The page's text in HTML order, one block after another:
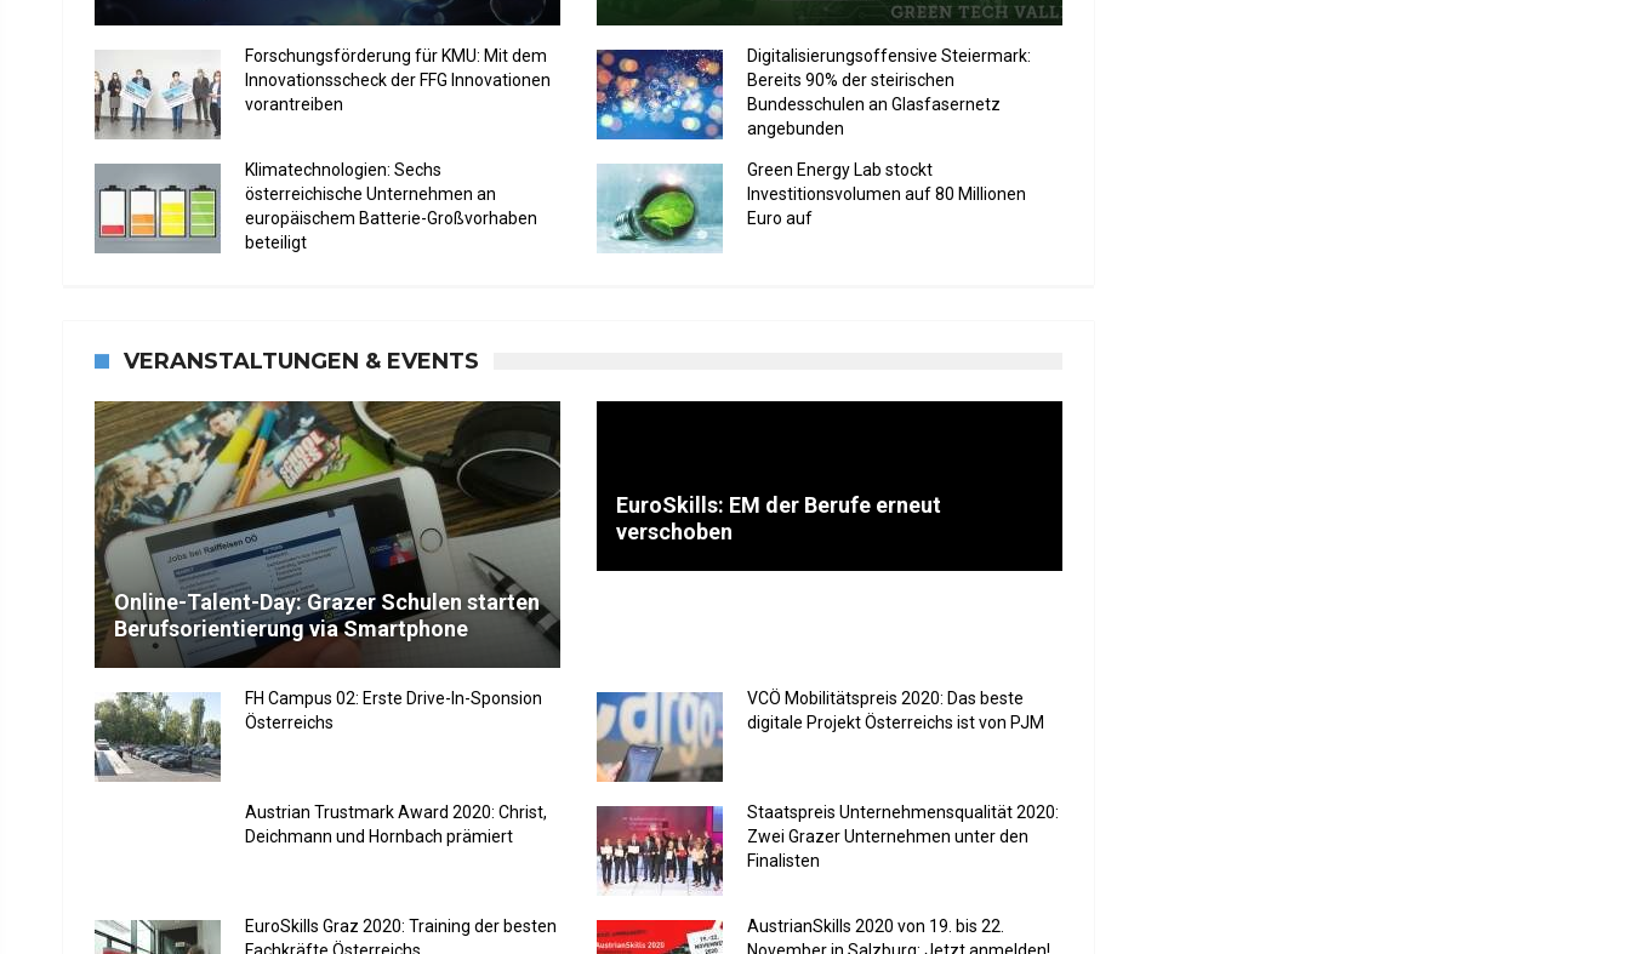
Forschungsförderung für KMU: Mit dem
Innovationsscheck der FFG Innovationen
vorantreiben
Digitalisierungsoffensive Steiermark:
Bereits 90% der steirischen
Bundesschulen an Glasfasernetz
angebunden
Klimatechnologien: Sechs
österreichische Unternehmen an
europäischem Batterie-Großvorhaben
beteiligt
Green Energy Lab stockt
Investitionsvolumen auf 80 Millionen
Euro auf
VERANSTALTUNGEN & EVENTS
Online-Talent-Day: Grazer Schulen starten
Berufsorientierung via Smartphone
EuroSkills: EM der Berufe erneut
verschoben
FH Campus 02: Erste Drive-In-Sponsion
Österreichs
VCÖ Mobilitätspreis 2020: Das beste
digitale Projekt Österreichs ist von PJM
Austrian Trustmark Award 2020: Christ,
Deichmann und Hornbach prämiert
Staatspreis Unternehmensqualität 2020:
Zwei Grazer Unternehmen unter den
Finalisten
EuroSkills Graz 2020: Training der besten
AustrianSkills 2020 von 19. bis 22.